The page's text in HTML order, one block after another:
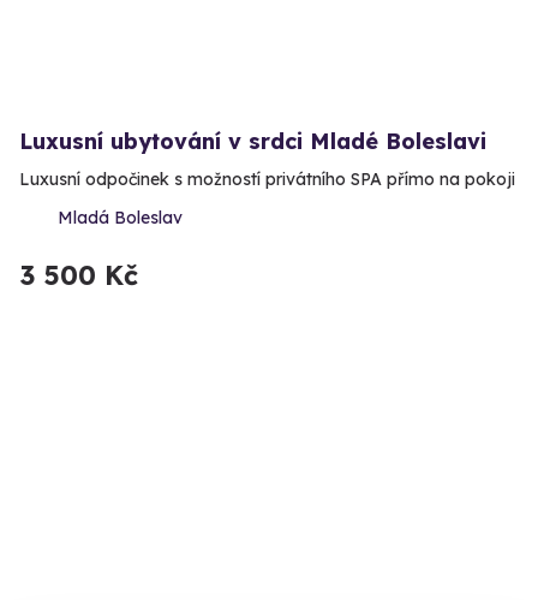
Luxusní ubytování v srdci Mladé Boleslavi
Luxusní odpočinek s možností privátního SPA přímo na pokoji
Mladá Boleslav
3 500 Kč